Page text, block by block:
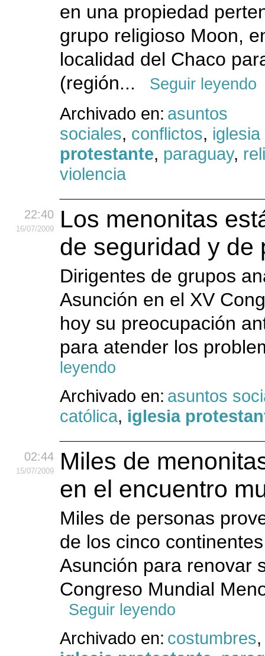
en una propiedad
grupo religioso Moon,
localidad del Chaco
(región...
Seguir leyendo
Archivado en: asuntos
sociales, conflictos,
protestante, paraguay,
violencia
22:40
16/07/2009
Los menonitas
de seguridad y de
Dirigentes de grupos
Asunción en el XV
hoy su preocupación
para atender los
leyendo
Archivado en: asuntos
católica, iglesia
02:44
15/07/2009
Miles de
en el encuentro
Miles de personas
de los cinco
Asunción para renovar
Congreso Mundial
Seguir leyendo
Archivado en: costumbres